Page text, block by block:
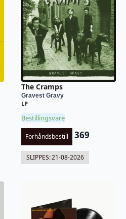
The Cramps
Gravest Gravy
LP
Bestillingsvare
Forhåndsbestill 369
SLIPPES:21-08-2026